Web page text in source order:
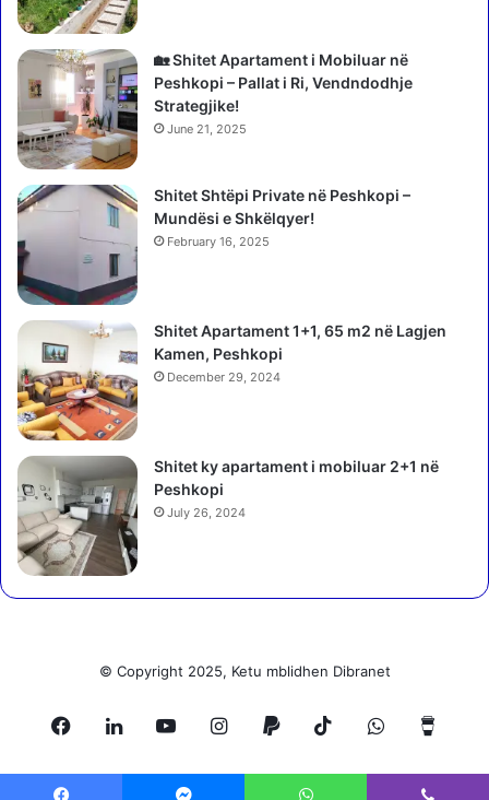
i
s
ë
M
b
a
u
a
n
u
s
h
m
t
ë
r
m
r
g
i
m
t
b
🏡 Shitet Apartament i Mobiluar në
Peshkopi – Pallat i Ri, Vendndodhje
Strategjike!
June 21, 2025
Shitet Shtëpi Private në Peshkopi –
Mundësi e Shkëlqyer!
February 16, 2025
Shitet Apartament 1+1, 65 m2 në Lagjen
Kamen, Peshkopi
December 29, 2024
Shitet ky apartament i mobiluar 2+1 në
Peshkopi
July 26, 2024
© Copyright 2025, Ketu mblidhen Dibranet
Facebook
LinkedInYouTubeInstagram
Paypal TikTokWhatsApp
Me